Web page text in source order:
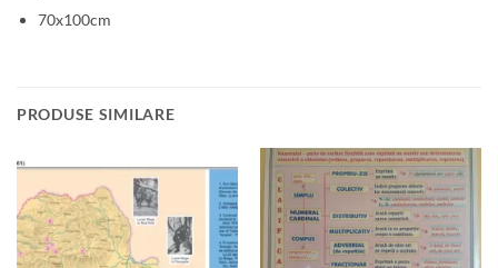
70x100cm
PRODUSE SIMILARE